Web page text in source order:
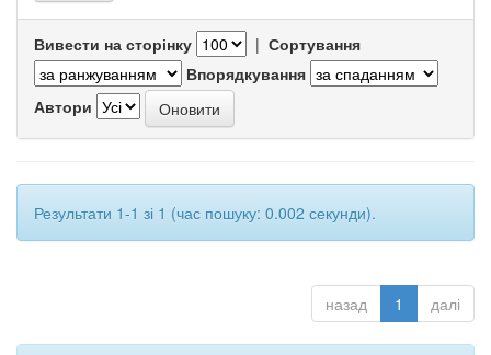
Вивести на сторінку | Сортування
Впорядкування
Автори
Результати 1-1 зі 1 (час пошуку: 0.002 секунди).
назад 1 далі